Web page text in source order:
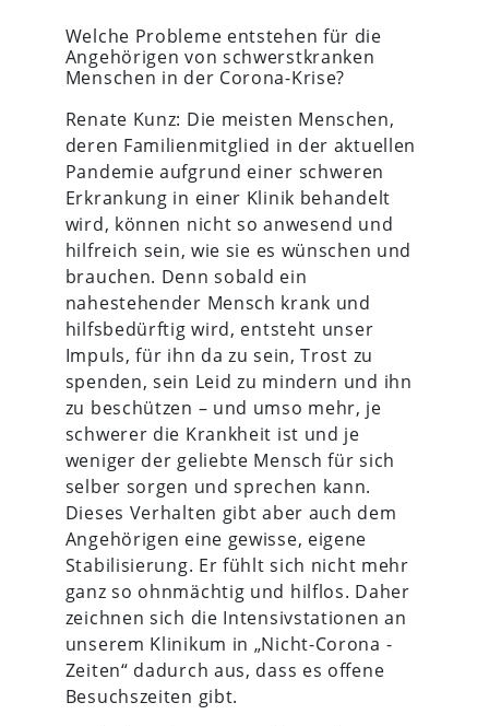
Welche Probleme entstehen für die
Angehörigen von schwerstkranken
Menschen in der Corona-Krise?
Renate Kunz: Die meisten Menschen,
deren Familienmitglied in der aktuellen
Pandemie aufgrund einer schweren
Erkrankung in einer Klinik behandelt
wird, können nicht so anwesend und
hilfreich sein, wie sie es wünschen und
brauchen. Denn sobald ein
nahestehender Mensch krank und
hilfsbedürftig wird, entsteht unser
Impuls, für ihn da zu sein, Trost zu
spenden, sein Leid zu mindern und ihn
zu beschützen – und umso mehr, je
schwerer die Krankheit ist und je
weniger der geliebte Mensch für sich
selber sorgen und sprechen kann.
Dieses Verhalten gibt aber auch dem
Angehörigen eine gewisse, eigene
Stabilisierung. Er fühlt sich nicht mehr
ganz so ohnmächtig und hilflos. Daher
zeichnen sich die Intensivstationen an
unserem Klinikum in „Nicht-Corona -
Zeiten“ dadurch aus, dass es offene
Besuchszeiten gibt.